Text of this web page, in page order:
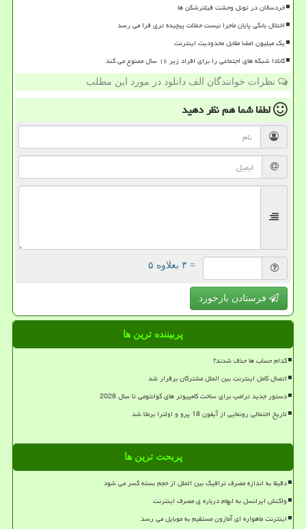
خردسالان در تونل وحشت فیلترشکن ها
اختلال بانکی پایان ماجرا نیست حملات پیچیده تری فرا می رسد
یک میلیون امضا مقابل محدودیت اینترنت
کانادا شبکه های اجتماعی را برای افراد زیر ۱۶ سال ممنوع می کند
نظرات خوانندگان الف دانلود در مورد این مطلب
لطفا شما همنظر دهید
= ۳ بعلاوه ۵
فرستادن بازخورد
پربیننده ترین ها
کدام حساب ها حذف شدند؟
اتصال کامل اینترنت بین الملل مشترکان برقرار شد
دستور جدید ترامپ برای ساخت کامپیوتر های کوانتومی تا سال 2028
تاریخ احتمالی رونمایی از آیفون 18 پرو و اولترا برملا شد
پربحث ترین ها
دقیقا به اندازه مصرف ترافیک بین الملل از حجم بسته کسر می شود
واکنش ایرانسل به ابهام درباره ی مصرف اینترنت
اینترنت ماهواره ای آمازون مستقیم به موبایل می رسد